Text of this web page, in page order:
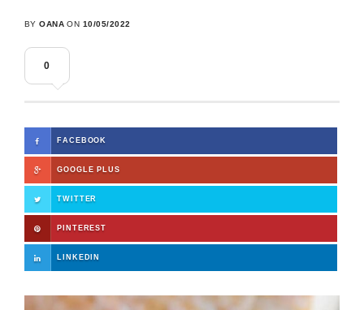
BYOANA ON 10/05/2022
0
FACEBOOK
GOOGLE PLUS
TWITTER
PINTEREST
LINKEDIN